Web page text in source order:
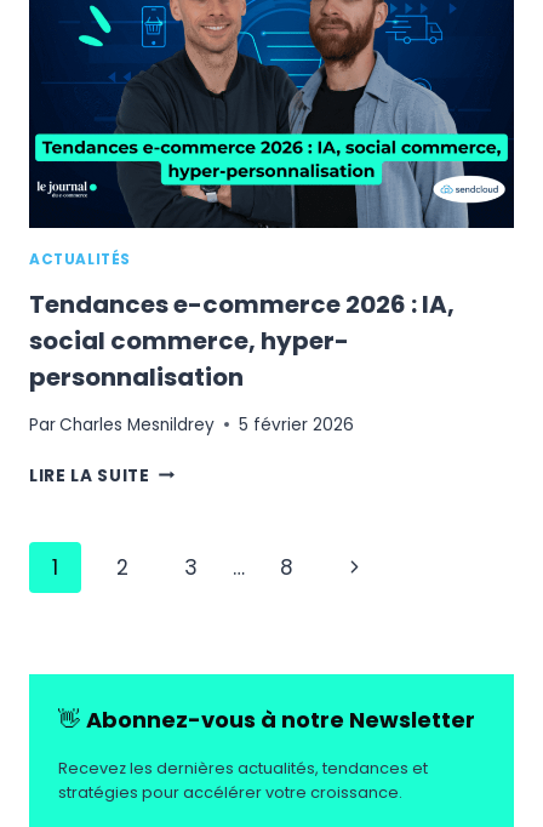
ISSU
DES
IA
GÉNÉRATIVES
FAIT
X18
EN
AN
ACTUALITÉS
Tendances e-commerce 2026 : IA,
social commerce, hyper-
personnalisation
ParCharles Mesnildrey 5 février 2026
LIRE LA SUITE TENDANCES
HYPER-
Navigation
de
1 2 3 … 8
Page
👋 Abonnez-vous à notre Newsletter
Recevez les dernières actualités, tendances et
stratégies pour accélérer votre croissance.